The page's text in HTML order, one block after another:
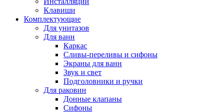
Клавиши
Комплектующие
Для унитазов
Для ванн
Каркас
Сливы-переливы и сифоны
Экраны для ванн
Звук и свет
Подголовники и ручки
Для раковин
Донные клапаны
Сифоны